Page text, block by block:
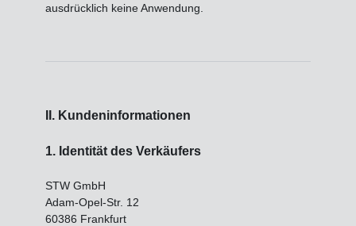
ausdrücklich keine Anwendung.
II. Kundeninformationen
1. Identität des Verkäufers
STW GmbH
Adam-Opel-Str. 12
60386 Frankfurt